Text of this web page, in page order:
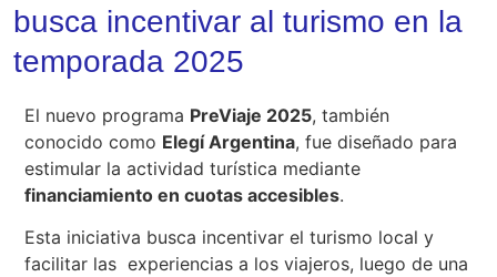
busca incentivar al turismo en la
temporada 2025
El nuevo programa PreViaje 2025, también
conocido como Elegí Argentina, fue diseñado para
estimular la actividad turística mediante
financiamiento en cuotas accesibles.
Esta iniciativa busca incentivar el turismo local y
facilitar las experiencias a los viajeros, luego de una